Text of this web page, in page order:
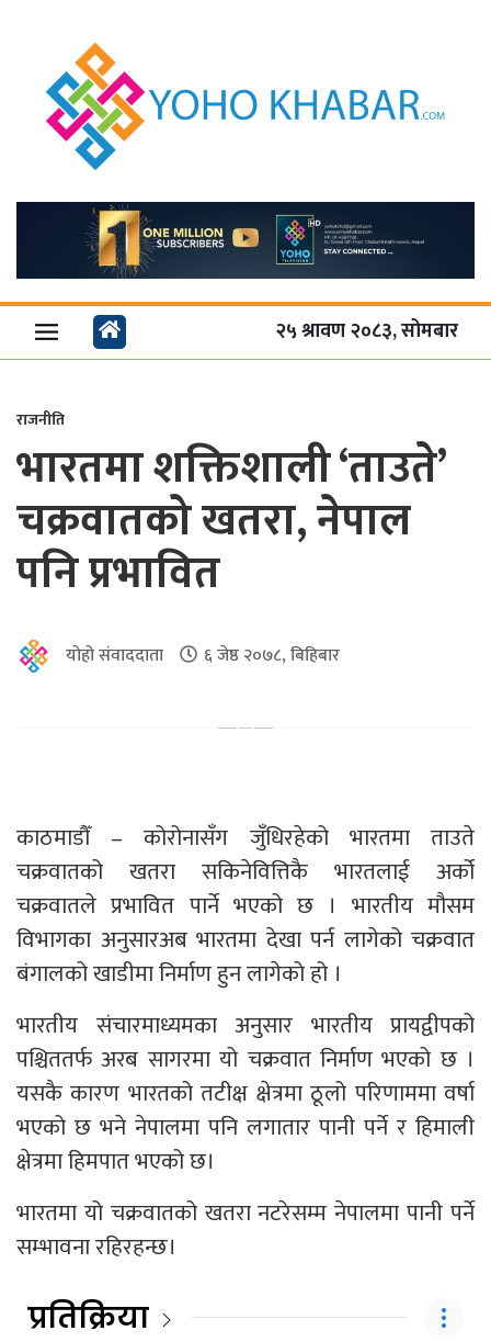
२५ श्रावण २०८३, सोमबार
राजनीति
भारतमा शक्तिशाली ‘ताउते’
चक्रवातको खतरा, नेपाल
पनि प्रभावित
योहो संवाददाता ६ जेष्ठ २०७८, बिहिबार
काठमाडौँ – कोरोनासँग जुँधिरहेको भारतमा ताउते
चक्रवातको खतरा सकिनेवित्तिकै भारतलाई अर्को
चक्रवातले प्रभावित पार्ने भएको छ । भारतीय मौसम
विभागका अनुसारअब भारतमा देखा पर्न लागेको चक्रवात
बंगालको खाडीमा निर्माण हुन लागेको हो ।
भारतीय संचारमाध्यमका अनुसार भारतीय प्रायद्वीपको
पश्चिततर्फ अरब सागरमा यो चक्रवात निर्माण भएको छ ।
यसकै कारण भारतको तटीक्ष क्षेत्रमा ठूलो परिणाममा वर्षा
भएको छ भने नेपालमा पनि लगातार पानी पर्ने र हिमाली
क्षेत्रमा हिमपात भएको छ।
भारतमा यो चक्रवातको खतरा नटरेसम्म नेपालमा पानी पर्ने
सम्भावना रहिरहन्छ।
प्रतिक्रिया